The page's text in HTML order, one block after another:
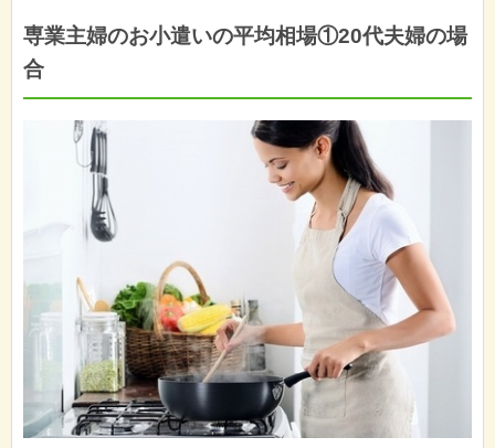
専業主婦のお小遣いの平均相場①20代夫婦の場
合